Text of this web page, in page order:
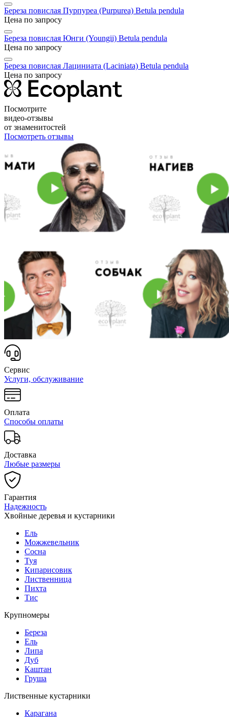
Береза повислая Пурпуреа (Purpurea) Betula pendula
Цена по запросу
Береза повислая Юнги (Youngii) Betula pendula
Цена по запросу
Береза повислая Лациниата (Laciniata) Betula pendula
Цена по запросу
Посмотрите
видео-отзывы
от знаменитостей
Посмотреть отзывы
Сервис
Услуги, обслуживание
Оплата
Способы оплаты
Доставка
Любые размеры
Гарантия
Надежность
Хвойные деревья и кустарники
Ель
Можжевельник
Сосна
Туя
Кипарисовик
Лиственница
Пихта
Тис
Крупномеры
Береза
Ель
Липа
Дуб
Каштан
Груша
Лиственные кустарники
Карагана